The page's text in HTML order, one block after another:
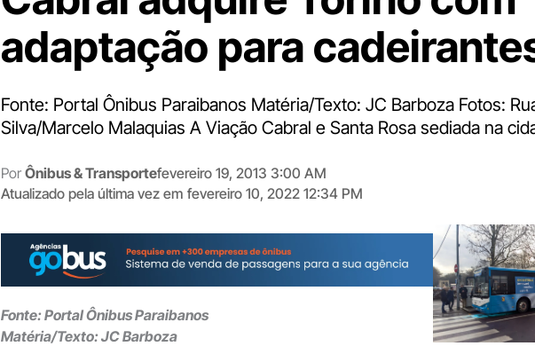
adaptação para
Fonte: Portal Ônibus Paraibanos Matéria/Texto: JC Barboza Fotos:
Silva/Marcelo Malaquias A Viação Cabral e Santa Rosa sediada na
Por Ônibus & Transportefevereiro 19, 2013 3:00 AM
Atualizado pela última vez em fevereiro 10, 2022 12:34 PM
Fonte: Portal Ônibus Paraibanos
Matéria/Texto: JC Barboza
Digite
aqui
o
seu
e-
mail